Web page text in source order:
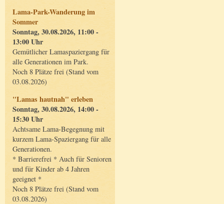
Lama-Park-Wanderung im
Sommer
Sonntag, 30.08.2026, 11:00 -
13:00 Uhr
Gemütlicher Lamaspaziergang für
alle Generationen im Park.
Noch 8 Plätze frei (Stand vom
03.08.2026)
"Lamas hautnah" erleben
Sonntag, 30.08.2026, 14:00 -
15:30 Uhr
Achtsame Lama-Begegnung mit
kurzem Lama-Spaziergang für alle
Generationen.
* Barrierefrei * Auch für Senioren
und für Kinder ab 4 Jahren
geeignet *
Noch 8 Plätze frei (Stand vom
03.08.2026)